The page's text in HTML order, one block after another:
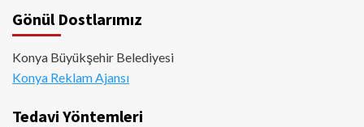
Gönül Dostlarımız
Konya Büyükşehir Belediyesi
Konya Reklam Ajansı
Tedavi Yöntemleri